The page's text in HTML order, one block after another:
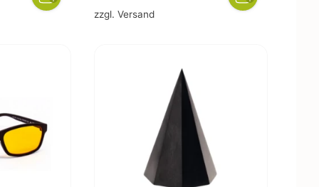
zzgl. Versand